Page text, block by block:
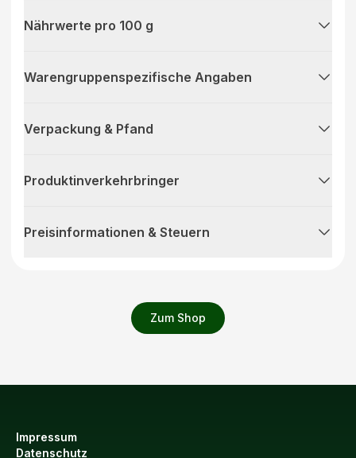
Zum Shop
Nährwerte pro 100 g
Warengruppenspezifische Angaben
Verpackung & Pfand
Produktinverkehrbringer
Preisinformationen & Steuern
Impressum
Datenschutz